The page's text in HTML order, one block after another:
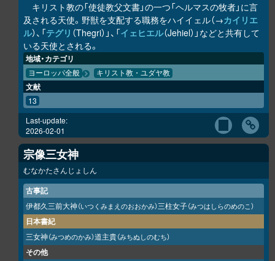
キリスト教の「使徒教父文書」の一つ「ヘルマスの牧者」に言
及される天使。野獣を支配する職務をハイイェル（→カイリエ
ル）、「テグリ （Thegri）」、「イェヒエル（Jehiel）」などと共有して
いる天使とされる。
地域・カテゴリ
ヨーロッパ全般 キリスト教・ユダヤ教
文献
13
Last-update:
2026-02-01
宗像三女神
むなかたさんじょしん
古事記
伊都久三前大神（いつくみまえのおおかみ）三柱女子（みつはしらのめのこ）
日本書紀
三女神（みつめのかみ）道主貴（みちぬしのむち）
その他